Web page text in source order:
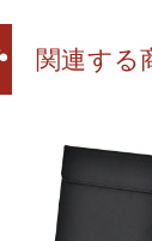
関連する